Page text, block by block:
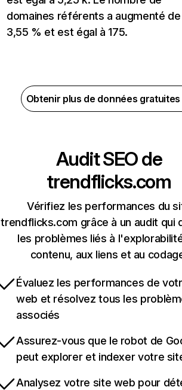
domaines référents a augmenté de
3,55 % et est égal à 175.
Obtenir plus de données
Audit SEO de
trendflicks.com
Vérifiez les performances du
trendflicks.com grâce à un audit qui
les problèmes liés à
contenu, aux liens et au
Évaluez les performances de
web et résolvez tous les
associés
Assurez-vous que le robot de
peut explorer et indexer votre
Analysez votre site web pour